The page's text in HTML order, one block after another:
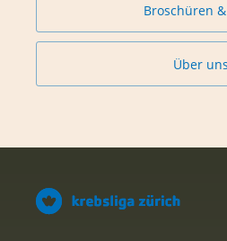
Broschüren
Über uns